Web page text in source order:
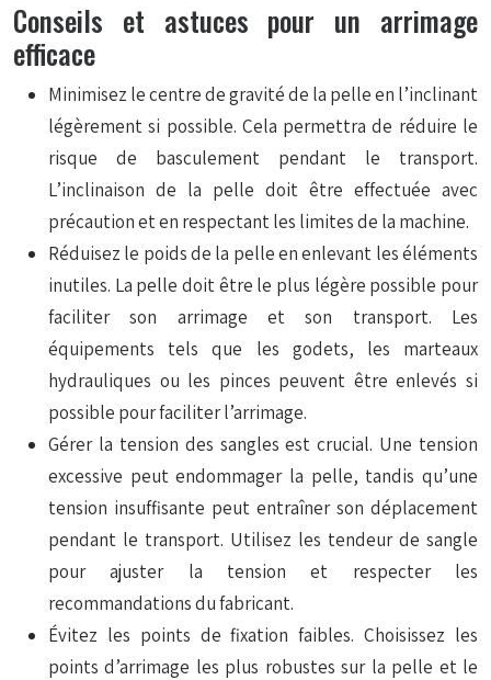
Conseils et astuces pour un arrimage
efficace
Minimisez le centre de gravité de la pelle en l’inclinant
légèrement si possible. Cela permettra de réduire le
risque de basculement pendant le transport.
L’inclinaison de la pelle doit être effectuée avec
précaution et en respectant les limites de la machine.
Réduisez le poids de la pelle en enlevant les éléments
inutiles. La pelle doit être le plus légère possible pour
faciliter son arrimage et son transport. Les
équipements tels que les godets, les marteaux
hydrauliques ou les pinces peuvent être enlevés si
possible pour faciliter l’arrimage.
Gérer la tension des sangles est crucial. Une tension
excessive peut endommager la pelle, tandis qu’une
tension insuffisante peut entraîner son déplacement
pendant le transport. Utilisez les tendeur de sangle
pour ajuster la tension et respecter les
recommandations du fabricant.
Évitez les points de fixation faibles. Choisissez les
points d’arrimage les plus robustes sur la pelle et le